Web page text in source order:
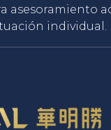
asesoramiento
individual.